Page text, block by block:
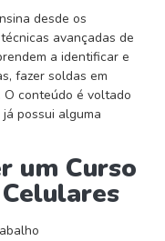
desde os
avançadas de
a identificar e
fazer soldas em
conteúdo é voltado
possui alguma
um Curso